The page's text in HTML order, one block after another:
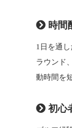
時間
1日を通
ラウンド
動時間を
初心